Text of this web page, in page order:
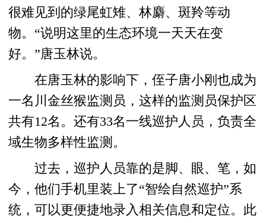
很难见到的绿尾虹雉、林麝、斑羚等动
物。“说明这里的生态环境一天天在变
好。”唐玉林说。
在唐玉林的影响下，侄子唐小刚也成为
一名川金丝猴监测员，这样的监测员保护区
共有12名。还有33名一线巡护人员，负责全
域生物多样性监测。
过去，巡护人员靠的是脚、眼、笔，如
今，他们手机里装上了“智绘自然巡护”系
统，可以更便捷地录入相关信息和定位。此